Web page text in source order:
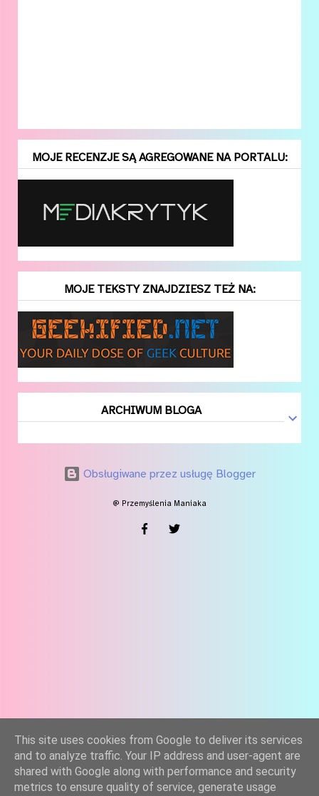
MOJE RECENZJE SĄ AGREGOWANE NA PORTALU:
MOJE TEKSTY ZNAJDZIESZ TEŻ NA:
ARCHIWUM BLOGA
Obsługiwane przez usługę Blogger
@ Przemyślenia Maniaka
This site uses cookies from Google to deliver its services
and to analyze traffic. Your IP address and user-agent are
shared with Google along with performance and security
metrics to ensure quality of service, generate usage